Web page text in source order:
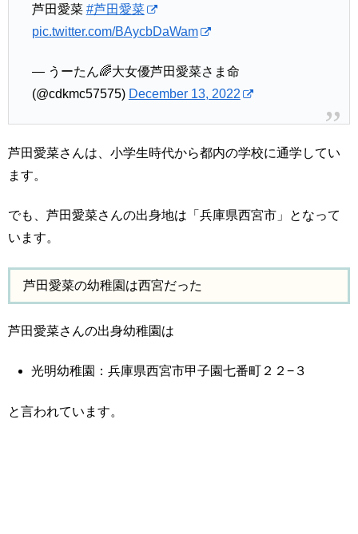
芦田愛菜 #芦田愛菜
pic.twitter.com/BAycbDaWam
— うーたん🌈大女優芦田愛菜さま命
(@cdkmc57575) December 13, 2022
芦田愛菜さんは、小学生時代から都内の学校に通学してい
ます。
でも、芦田愛菜さんの出身地は「兵庫県西宮市」となって
います。
芦田愛菜の幼稚園は西宮だった
芦田愛菜さんの出身幼稚園は
光明幼稚園：兵庫県西宮市甲子園七番町２２−３
と言われています。